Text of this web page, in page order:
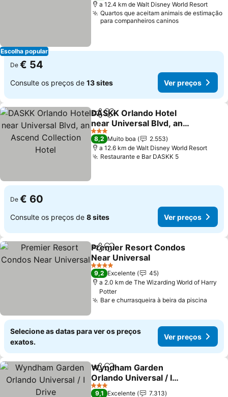
Escolha popular
a 12.4 km de Walt Disney World Resort
Quartos que aceitam animais de estimação
para companheiros caninos
De € 54
Consulte os preços de 13 sites Ver preços
PartilharAdicionar aos favoritos
DASKK Orlando Hotel
near Universal Blvd, an
Ascend Collection Hotel
Ver preços
3 Estrelas
8,2 Muito boa
2.553
a 12.6 km de Walt Disney World Resort
Restaurante e Bar DASKK 5Ver preços
De € 60
Consulte os preços de 8 sites Ver preços
PartilharAdicionar aos favoritos
Premier Resort Condos
Near Universal
Ver preços
4 Estrelas
9,2 Excelente
45
a 2.0 km de The Wizarding World of Harry
Potter
Bar e churrasqueira à beira da piscina
Selecione as datas para ver os preços
exatos.
Ver preços
PartilharAdicionar aos favoritos
Wyndham Garden
Orlando Universal / I
Drive
Ver preços
3 Estrelas
9,1 Excelente 7.313